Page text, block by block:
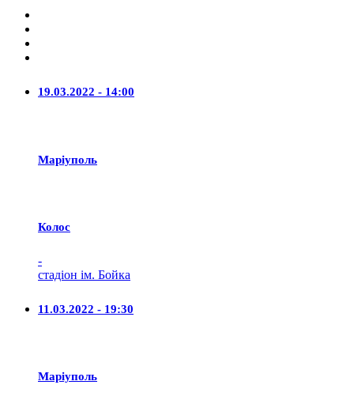
19.03.2022 - 14:00
Маріуполь
Колос
-
стадіон ім. Бойка
11.03.2022 - 19:30
Маріуполь